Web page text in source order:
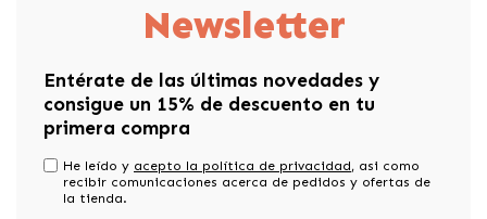
Newsletter
Entérate de las últimas novedades y
consigue un 15% de descuento en tu
primera compra
He leído y acepto la política de privacidad, asi como
recibir comunicaciones acerca de pedidos y ofertas de
la tienda.